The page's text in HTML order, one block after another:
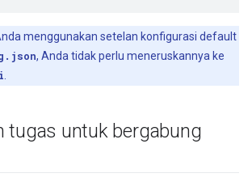
menggunakan setelan konfigurasi default
, Anda tidak perlu meneruskannya ke
tugas untuk bergabung